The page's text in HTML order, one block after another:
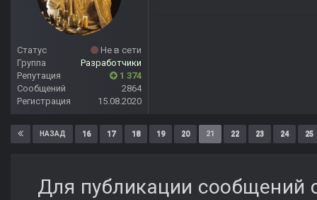
Статус
Не в сети
Группа
Разработчики
Репутация
1 374
Сообщений
2864
Регистрация
15.08.2020
НАЗАД 16 17 18 19 20 21 22 23 24 25
Для публикации сообщений